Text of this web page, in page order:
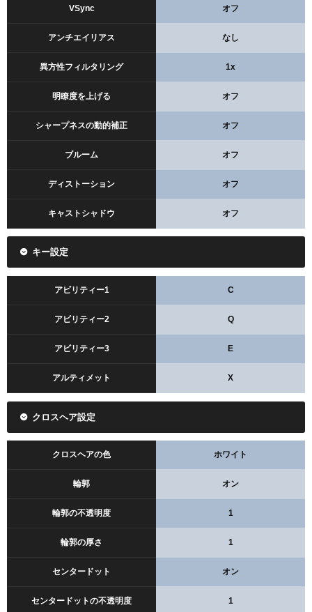
VSync オフ
アンチエイリアス なし
異方性フィルタリング 1x
明瞭度を上げる オフ
シャープネスの動的補正 オフ
ブルーム オフ
ディストーション オフ
キャストシャドウ オフ
キー設定
アビリティー1 C
アビリティー2 Q
アビリティー3 E
アルティメット X
クロスヘア設定
クロスヘアの色 ホワイト
輪郭 オン
輪郭の不透明度 1
輪郭の厚さ 1
センタードット オン
センタードットの不透明度 1